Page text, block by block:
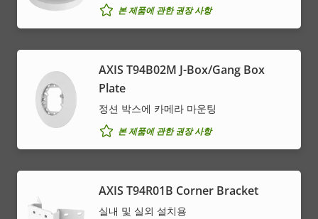
본 제품에 관한 권장 사항
AXIS T94B02M J-Box/Gang Box
Plate
정션 박스에 카메라 마운팅
본 제품에 관한 권장 사항
AXIS T94R01B Corner Bracket
실내 및 실외 설치용